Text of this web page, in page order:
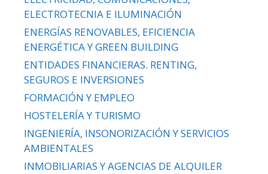
ELECTROTECNIA E ILUMINACIÓN
ENERGÍAS RENOVABLES, EFICIENCIA
ENERGÉTICA Y GREEN BUILDING
ENTIDADES FINANCIERAS. RENTING,
SEGUROS E INVERSIONES
FORMACIÓN Y EMPLEO
HOSTELERÍA Y TURISMO
INGENIERÍA, INSONORIZACIÓN Y SERVICIOS
AMBIENTALES
INMOBILIARIAS Y AGENCIAS DE ALQUILER